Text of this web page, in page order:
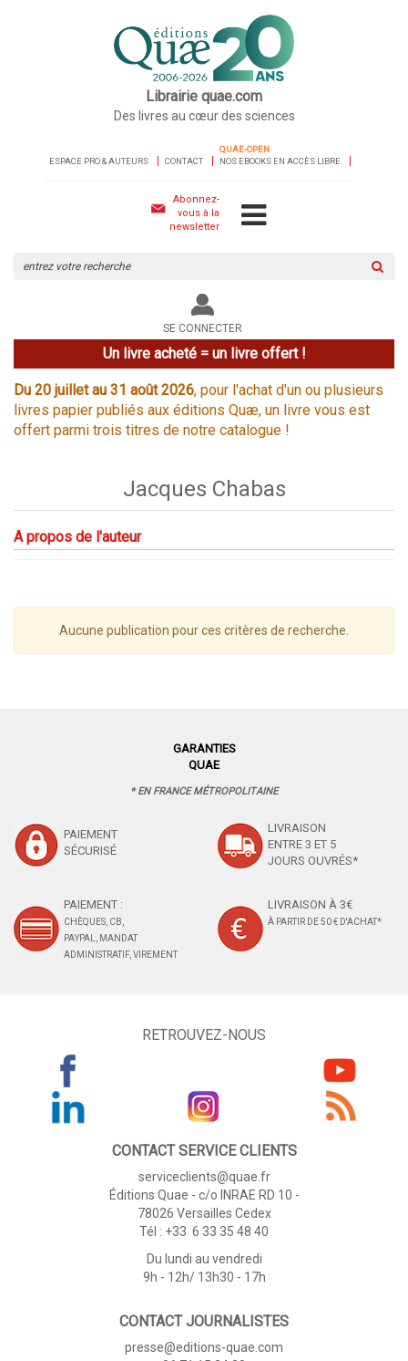
Librairie quae.com
Des livres au cœur des sciences
ESPACE PRO & AUTEURS CONTACT
QUAE-OPEN
NOS EBOOKS EN ACCÈS LIBRE
Abonnez-
vous à la
newsletter
le
site
SE CONNECTER
Un livre acheté = un livre offert !
Du 20 juillet au 31 août 2026, pour l'achat d'un ou plusieurs
livres papier publiés aux éditions Quæ, un livre vous est
offert parmi trois titres de notre catalogue !
Jacques Chabas
A propos de l'auteur
Aucune publication pour ces critères de recherche.
GARANTIES
QUAE
* EN FRANCE MÉTROPOLITAINE
PAIEMENT
SÉCURISÉ
LIVRAISON
ENTRE 3 ET 5
JOURS OUVRÉS*
PAIEMENT :
CHÈQUES, CB,
PAYPAL, MANDAT
ADMINISTRATIF, VIREMENT
LIVRAISON À 3€
À PARTIR DE 50 € D'ACHAT*
RETROUVEZ-NOUS
CONTACT SERVICE CLIENTS
serviceclients@quae.fr
Éditions Quae - c/o INRAE RD 10 -
78026 Versailles Cedex
Tél : +33 6 33 35 48 40
Du lundi au vendredi
9h - 12h/ 13h30 - 17h
CONTACT JOURNALISTES
presse@editions-quae.com